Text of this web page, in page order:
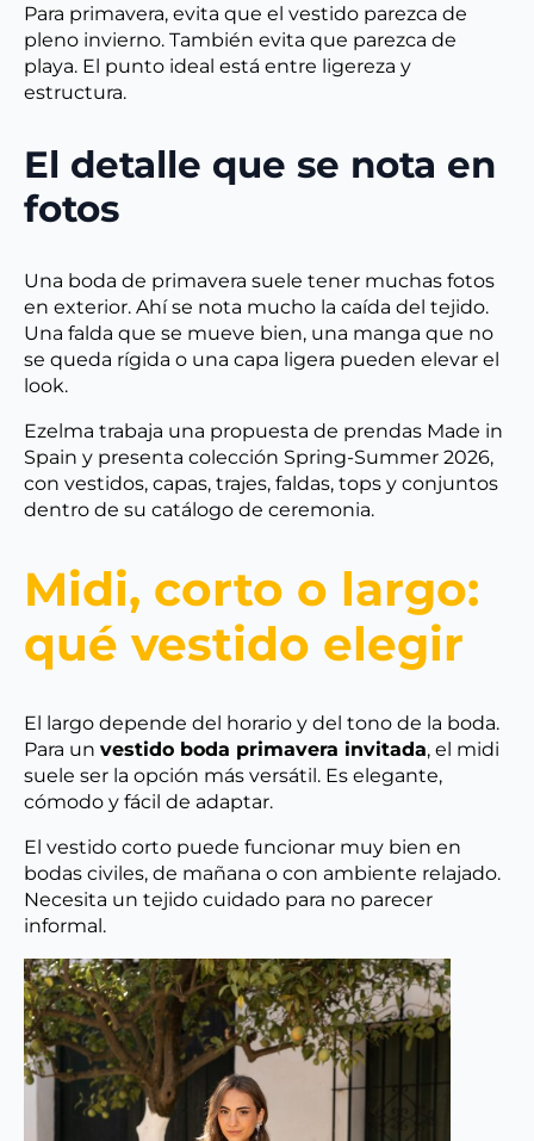
Para primavera, evita que el vestido parezca de
pleno invierno. También evita que parezca de
playa. El punto ideal está entre ligereza y
estructura.
El detalle que se nota en
fotos
Una boda de primavera suele tener muchas fotos
en exterior. Ahí se nota mucho la caída del tejido.
Una falda que se mueve bien, una manga que no
se queda rígida o una capa ligera pueden elevar el
look.
Ezelma trabaja una propuesta de prendas Made in
Spain y presenta colección Spring-Summer 2026,
con vestidos, capas, trajes, faldas, tops y conjuntos
dentro de su catálogo de ceremonia.
Midi, corto o largo:
qué vestido elegir
El largo depende del horario y del tono de la boda.
Para un vestido boda primavera invitada, el midi
suele ser la opción más versátil. Es elegante,
cómodo y fácil de adaptar.
El vestido corto puede funcionar muy bien en
bodas civiles, de mañana o con ambiente relajado.
Necesita un tejido cuidado para no parecer
informal.